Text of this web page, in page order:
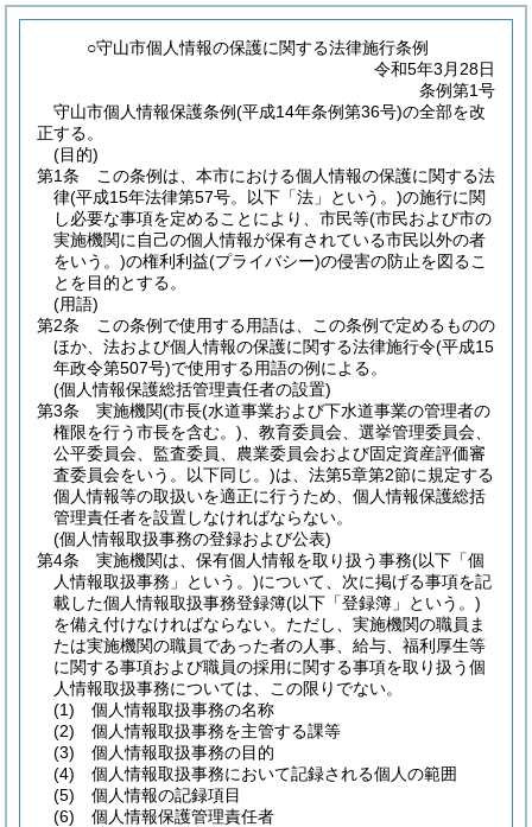
○守山市個人情報の保護に関する法律施行条例
令和5年3月28日
条例第1号
守山市個人情報保護条例(平成14年条例第36号)の全部を改
正する。
(目的)
第1条
この条例は、本市における個人情報の保護に関する法
律(平成15年法律第57号。以下「法」という。)の施行に関
し必要な事項を定めることにより、市民等(市民および市の
実施機関に自己の個人情報が保有されている市民以外の者
をいう。)の権利利益(プライバシー)の侵害の防止を図るこ
とを目的とする。
(用語)
第2条
この条例で使用する用語は、この条例で定めるものの
ほか、法および個人情報の保護に関する法律施行令(平成15
年政令第507号)で使用する用語の例による。
(個人情報保護総括管理責任者の設置)
第3条
実施機関(市長(水道事業および下水道事業の管理者の
権限を行う市長を含む。) 、教育委員会、選挙管理委員会、
公平委員会、監査委員、農業委員会および固定資産評価審
査委員会をいう。以下同じ。)は、法第5章第2節に規定する
個人情報等の取扱いを適正に行うため、個人情報保護総括
管理責任者を設置しなければならない。
(個人情報取扱事務の登録および公表)
第4条
実施機関は、保有個人情報を取り扱う事務(以下「個
人情報取扱事務」という。)について、次に掲げる事項を記
載した個人情報取扱事務登録簿(以下「登録簿」という。)
を備え付けなければならない。 ただし、実施機関の職員ま
たは実施機関の職員であった者の人事、給与、福利厚生等
に関する事項および職員の採用に関する事項を取り扱う個
人情報取扱事務については、この限りでない。
(1)
個人情報取扱事務の名称
(2)
個人情報取扱事務を主管する課等
(3)
個人情報取扱事務の目的
(4)
個人情報取扱事務において記録される個人の範囲
(5)
個人情報の記録項目
(6)
個人情報保護管理責任者